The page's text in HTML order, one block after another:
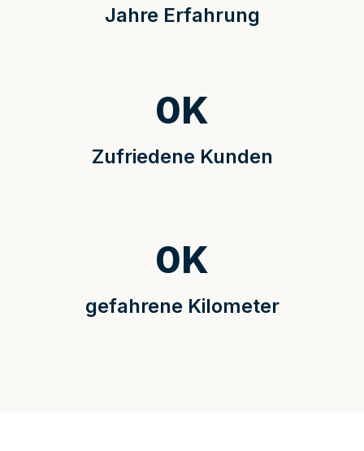
Jahre Erfahrung
Zufriedene Kunden
0K
gefahrene Kilometer
0K